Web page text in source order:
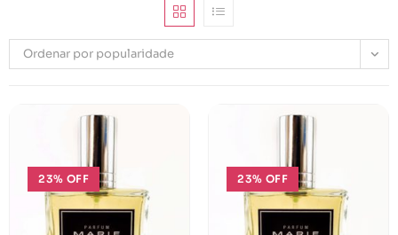
Ordenar por popularidade
23% OFF 23% OFF